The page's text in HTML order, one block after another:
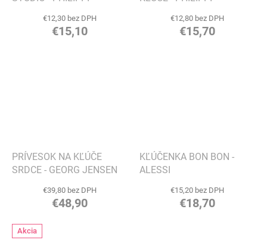
€12,30 bez DPH
€15,10
€12,80 bez DPH
€15,70
PRÍVESOK NA KĽÚČE
SRDCE - GEORG JENSEN
€39,80 bez DPH
€48,90
KĽÚČENKA BON BON -
ALESSI
€15,20 bez DPH
€18,70
Akcia